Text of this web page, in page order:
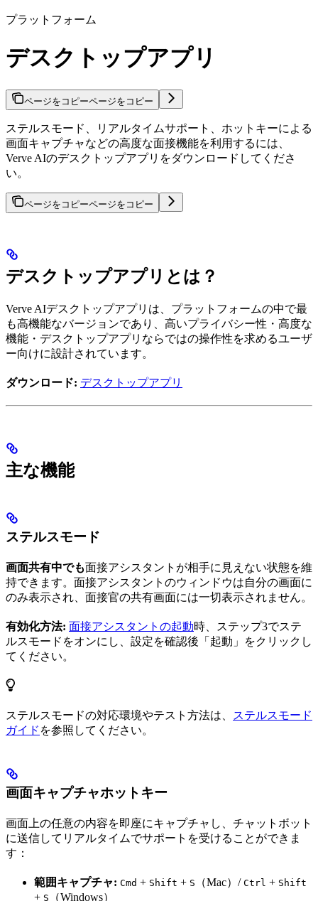
プラットフォーム
デスクトップアプリ
ページをコピーページをコピー
ステルスモード、リアルタイムサポート、ホットキーによる
画面キャプチャなどの高度な面接機能を利用するには、
Verve AIのデスクトップアプリをダウンロードしてくださ
い。
ページをコピーページをコピー
デスクトップアプリとは？
Verve AIデスクトップアプリは、プラットフォームの中で最
も高機能なバージョンであり、高いプライバシー性・高度な
機能・デスクトップアプリならではの操作性を求めるユーザ
ー向けに設計されています。
ダウンロード: デスクトップアプリ
主な機能
ステルスモード
画面共有中でも面接アシスタントが相手に見えない状態を維
持できます。面接アシスタントのウィンドウは自分の画面に
のみ表示され、面接官の共有画面には一切表示されません。
有効化方法: 面接アシスタントの起動時、ステップ3でステ
ルスモードをオンにし、設定を確認後「起動」をクリックし
てください。
ステルスモードの対応環境やテスト方法は、
ステルスモード
ガイド を参照してください。
画面キャプチャホットキー
画面上の任意の内容を即座にキャプチャし、チャットボット
に送信してリアルタイムでサポートを受けることができま
す：
範囲キャプチャ: Cmd + Shift + S （Mac）/ Ctrl + Shift
+ S （Windows）